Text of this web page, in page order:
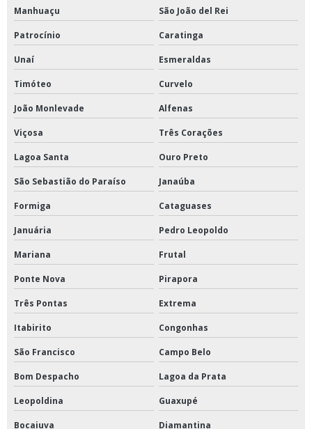
Manhuaçu São João del Rei
Patrocínio Caratinga
Unaí Esmeraldas
Timóteo Curvelo
João Monlevade Alfenas
Viçosa Três Corações
Lagoa Santa Ouro Preto
São Sebastião do Paraíso Janaúba
Formiga Cataguases
Januária Pedro Leopoldo
Mariana Frutal
Ponte Nova Pirapora
Três Pontas Extrema
Itabirito Congonhas
São Francisco Campo Belo
Bom Despacho Lagoa da Prata
Leopoldina Guaxupé
Bocaiuva Diamantina